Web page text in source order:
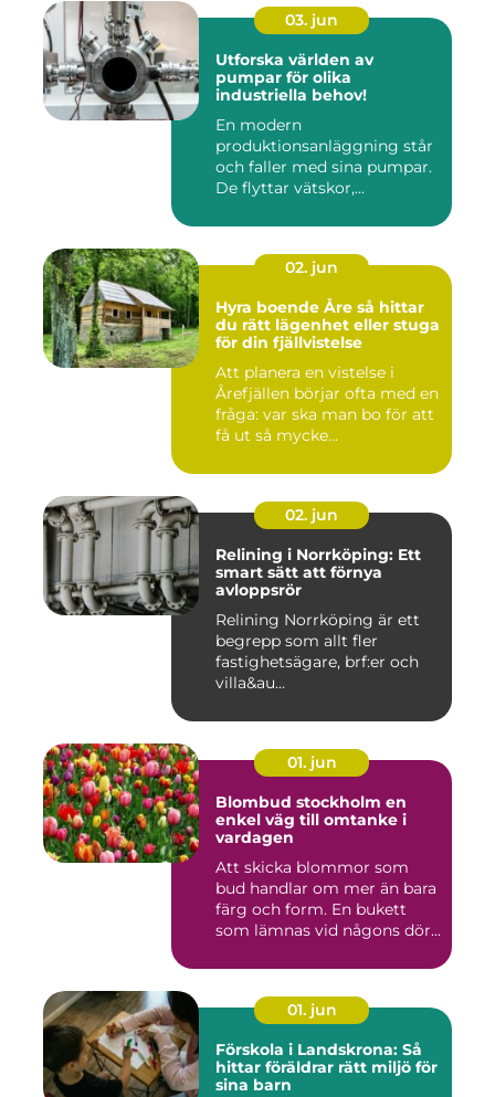
03. jun
Utforska världen av
pumpar för olika
industriella behov!
En modern
produktionsanläggning står
och faller med sina pumpar.
De flyttar vätskor,...
02. jun
Hyra boende Åre så hittar
du rätt lägenhet eller stuga
för din fjällvistelse
Att planera en vistelse i
Årefjällen börjar ofta med en
fråga: var ska man bo för att
få ut så mycke...
02. jun
Relining i Norrköping: Ett
smart sätt att förnya
avloppsrör
Relining Norrköping är ett
begrepp som allt fler
fastighetsägare, brf:er och
villa&au...
01. jun
Blombud stockholm en
enkel väg till omtanke i
vardagen
Att skicka blommor som
bud handlar om mer än bara
färg och form. En bukett
som lämnas vid någons dör...
01. jun
Förskola i Landskrona: Så
hittar föräldrar rätt miljö för
sina barn